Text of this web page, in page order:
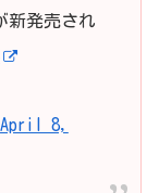
新発売され
April 8,